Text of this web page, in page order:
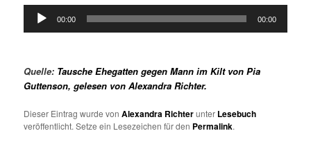
Audio-
Player
00:00 00:00
Quelle: Tausche Ehegatten gegen Mann im Kilt von Pia
Guttenson, gelesen von Alexandra Richter.
Dieser Eintrag wurde vonAlexandra Richterunter Lesebuch
veröffentlicht. Setze ein Lesezeichen für den Permalink.